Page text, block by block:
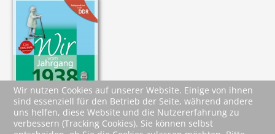
Wir nutzen Cookies auf unserer Website. Einige von ihnen
sind essenziell für den Betrieb der Seite, während andere
uns helfen, diese Website und die Nutzererfahrung zu
verbessern (Tracking Cookies). Sie können selbst